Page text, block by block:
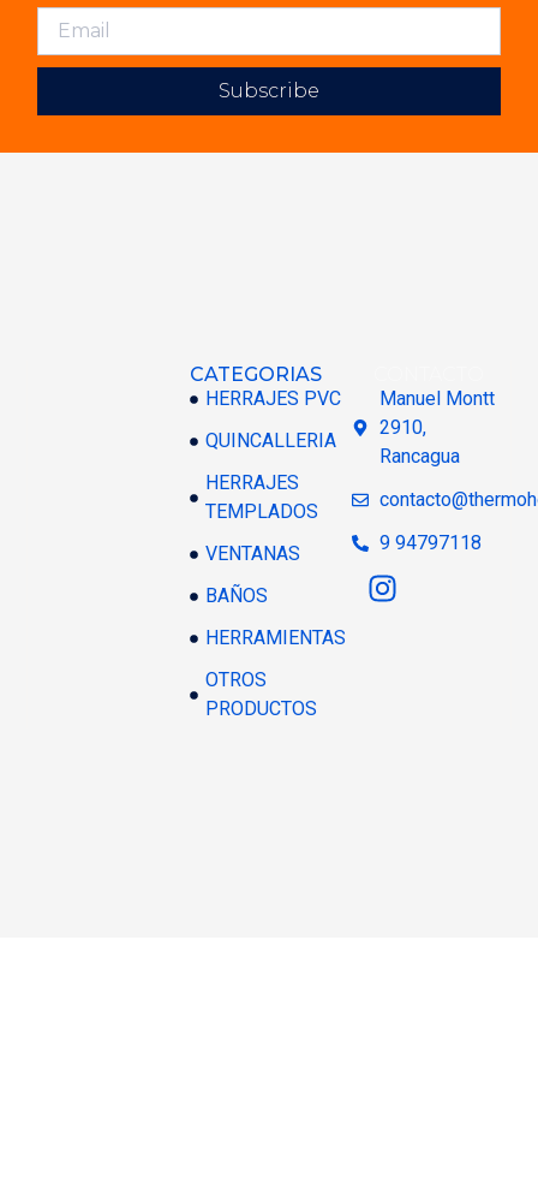
Subscribe
CATEGORIAS
HERRAJES PVC
QUINCALLERIA
HERRAJES
TEMPLADOS
VENTANAS
BAÑOS
HERRAMIENTAS
OTROS
PRODUCTOS
Manuel Montt
2910,
Rancagua
9 94797118